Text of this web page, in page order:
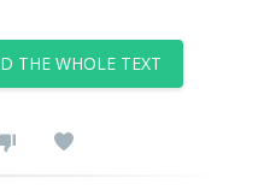
THE WHOLE TEXT